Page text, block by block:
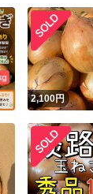
2,100円